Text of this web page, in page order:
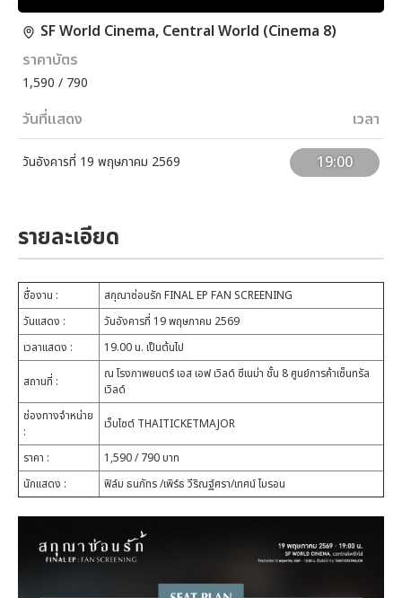
SF World Cinema, Central World (Cinema 8)
ราคาบัตร
1,590 / 790
วันที่แสดง เวลา
วันอังคารที่ 19 พฤษภาคม 2569 19:00
รายละเอียด
ชื่องาน :
สกุณาซ่อนรัก FINAL EP FAN SCREENING
วันแสดง :
วันอังคารที่ 19 พฤษภาคม 2569
เวลาแสดง :
19.00 น. เป็นต้นไป
สถานที่ :
ณ โรงภาพยนตร์ เอส เอฟ เวิลด์ ซีเนม่า ชั้น 8 ศูนย์การค้าเซ็นทรัล
เวิลด์
ช่องทางจำหน่าย
:
เว็บไซต์ THAITICKETMAJOR
ราคา :
1,590 / 790 บาท
นักแสดง :
ฟิล์ม ธนภัทร /เพิร์ธ วีริณฐ์ศรา/เทศน์ ไมรอน